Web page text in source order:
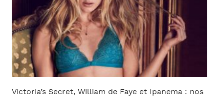
Victoria’s Secret, William de Faye et Ipanema : nos